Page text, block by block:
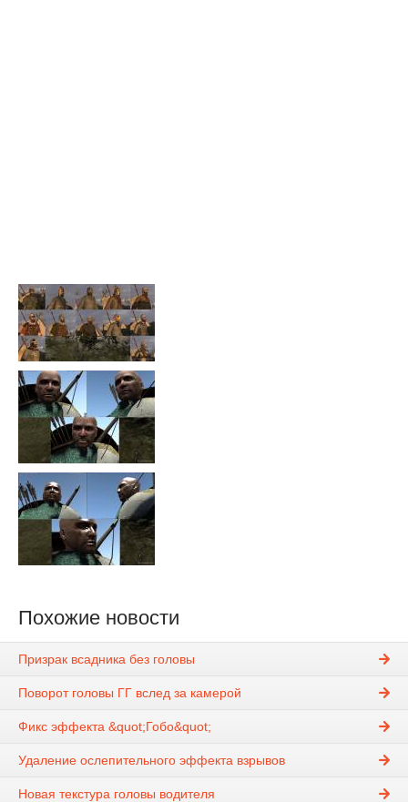
Похожие новости
Призрак всадника без головы
Поворот головы ГГ вслед за камерой
Фикс эффекта &quot;Гобо&quot;
Удаление ослепительного эффекта взрывов
Новая текстура головы водителя